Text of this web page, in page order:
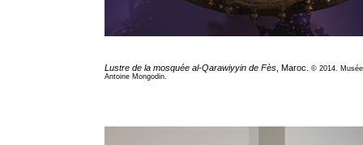
Lustre de la mosquée al-Qarawiyyin de Fès , Maroc.
© 2014.
Antoine Mongodin.